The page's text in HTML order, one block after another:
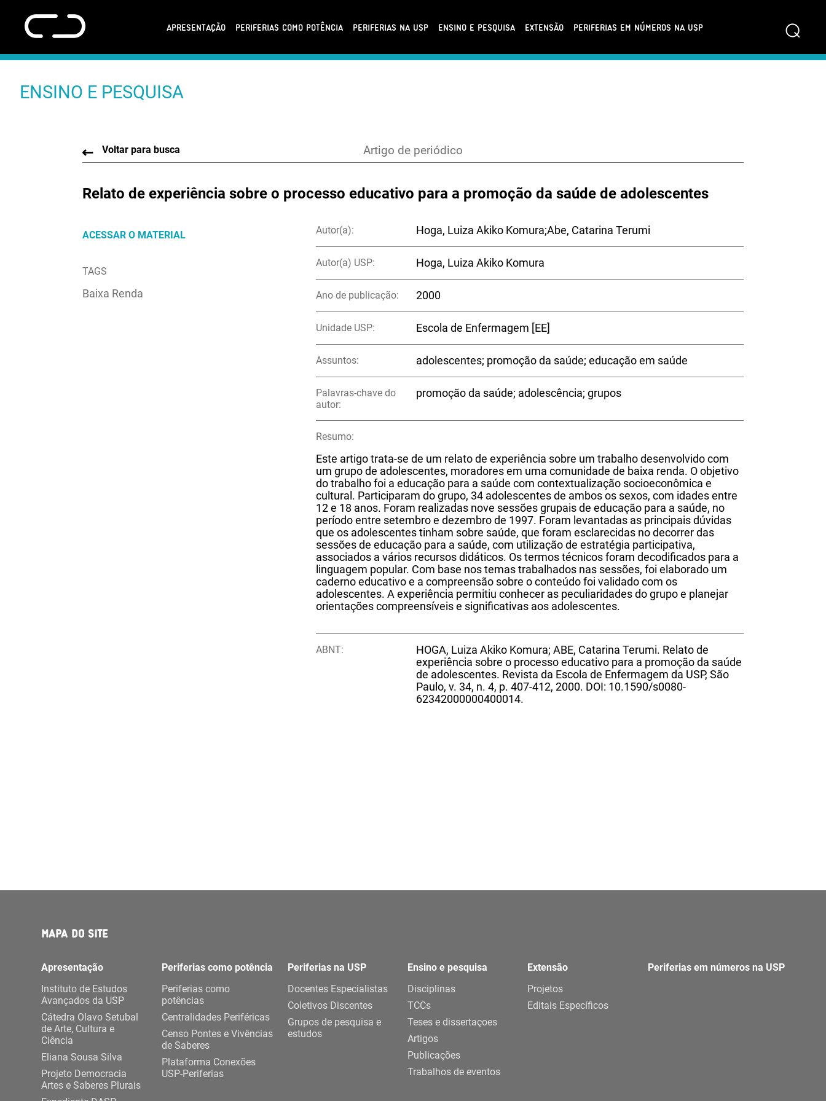
APRESENTAÇÃO PERIFERIAS COMO POTÊNCIA PERIFERIAS NA USP ENSINO E PESQUISA EXTENSÃO PERIFERIAS EM NÚMEROS NA USP ⌕
ENSINO E PESQUISA
Voltar para busca Artigo de periódico
Relato de experiência sobre o processo educativo para a promoção da saúde de adolescentes
ACESSAR O MATERIAL
TAGS
Baixa Renda
Autor(a): Hoga, Luiza Akiko Komura;Abe, Catarina Terumi
Autor(a) USP: Hoga, Luiza Akiko Komura
Ano de publicação: 2000
Unidade USP: Escola de Enfermagem [EE]
Assuntos: adolescentes; promoção da saúde; educação em saúde
Palavras-chave do
autor:
promoção da saúde; adolescência; grupos
Resumo:
Este artigo trata-se de um relato de experiência sobre um trabalho desenvolvido com
um grupo de adolescentes, moradores em uma comunidade de baixa renda. O objetivo
do trabalho foi a educação para a saúde com contextualização socioeconômica e
cultural. Participaram do grupo, 34 adolescentes de ambos os sexos, com idades entre
12 e 18 anos. Foram realizadas nove sessões grupais de educação para a saúde, no
período entre setembro e dezembro de 1997. Foram levantadas as principais dúvidas
que os adolescentes tinham sobre saúde, que foram esclarecidas no decorrer das
sessões de educação para a saúde, com utilização de estratégia participativa,
associados a vários recursos didáticos. Os termos técnicos foram decodificados para a
linguagem popular. Com base nos temas trabalhados nas sessões, foi elaborado um
caderno educativo e a compreensão sobre o conteúdo foi validado com os
adolescentes. A experiência permitiu conhecer as peculiaridades do grupo e planejar
orientações compreensíveis e significativas aos adolescentes.
ABNT:
HOGA, Luiza Akiko Komura; ABE, Catarina Terumi. Relato de
experiência sobre o processo educativo para a promoção da saúde
de adolescentes. Revista da Escola de Enfermagem da USP, São
Paulo, v. 34, n. 4, p. 407-412, 2000. DOI: 10.1590/s0080-
62342000000400014.
MAPA DO SITE
Apresentação
Instituto de Estudos
Avançados da USP
Cátedra Olavo Setubal
de Arte, Cultura e
Ciência
Eliana Sousa Silva
Projeto Democracia
Artes e Saberes Plurais
Periferias como potência
Periferias como
potências
Centralidades Periféricas
Censo Pontes e Vivências
de Saberes
Plataforma Conexões
USP-Periferias
Periferias na USP
Docentes Especialistas
Coletivos Discentes
Grupos de pesquisa e
estudos
Ensino e pesquisa
Disciplinas
TCCs
Teses e dissertaçoes
Artigos
Publicações
Trabalhos de eventos
Extensão
Projetos
Editais Específicos
Periferias em números na USP